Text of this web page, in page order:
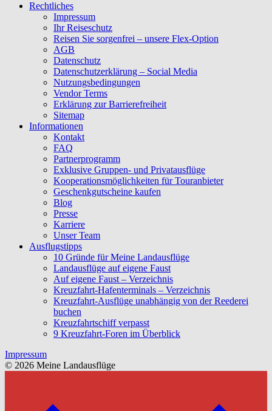
Rechtliches
Impressum
Ihr Reiseschutz
Reisen Sie sorgenfrei – unsere Flex-Option
AGB
Datenschutz
Datenschutzerklärung – Social Media
Nutzungsbedingungen
Vendor Terms
Erklärung zur Barrierefreiheit
Sitemap
Informationen
Kontakt
FAQ
Partnerprogramm
Exklusive Gruppen- und Privatausflüge
Kooperationsmöglichkeiten für Touranbieter
Geschenkgutscheine kaufen
Blog
Presse
Karriere
Unser Team
Ausflugstipps
10 Gründe für Meine Landausflüge
Landausflüge auf eigene Faust
Auf eigene Faust – Verzeichnis
Kreuzfahrt-Hafenterminals – Verzeichnis
Kreuzfahrt-Ausflüge unabhängig von der Reederei
buchen
Kreuzfahrtschiff verpasst
9 Kreuzfahrt-Foren im Überblick
Impressum
© 2026 Meine Landausflüge